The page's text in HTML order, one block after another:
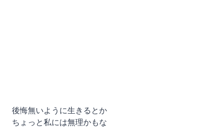
後悔無いように生きるとか
ちょっと私には無理かもな